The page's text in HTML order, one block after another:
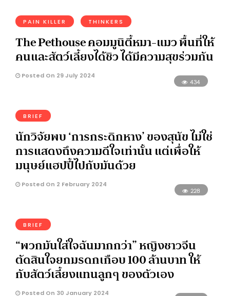
PAIN KILLER THINKERS
The Pethouse คอมมูนิตี้หมา-แมว พื้นที่ให้
คนและสัตว์เลี้ยงได้ชิว ได้มีความสุขร่วมกัน
Posted On 29 July 2024
434
BRIEF
นักวิจัยพบ ‘การกระดิกหาง’ ของสุนัข ไม่ใช่
การแสดงถึงความดีใจเท่านั้น แต่เพื่อให้
มนุษย์แฮปปี้ไปกับมันด้วย
Posted On 2 February 2024
228
BRIEF
“พวกมันใส่ใจฉันมากกว่า” หญิงชาวจีน
ตัดสินใจยกมรดกเกือบ 100 ล้านบาท ให้
กับสัตว์เลี้ยงแทนลูกๆ ของตัวเอง
Posted On 30 January 2024